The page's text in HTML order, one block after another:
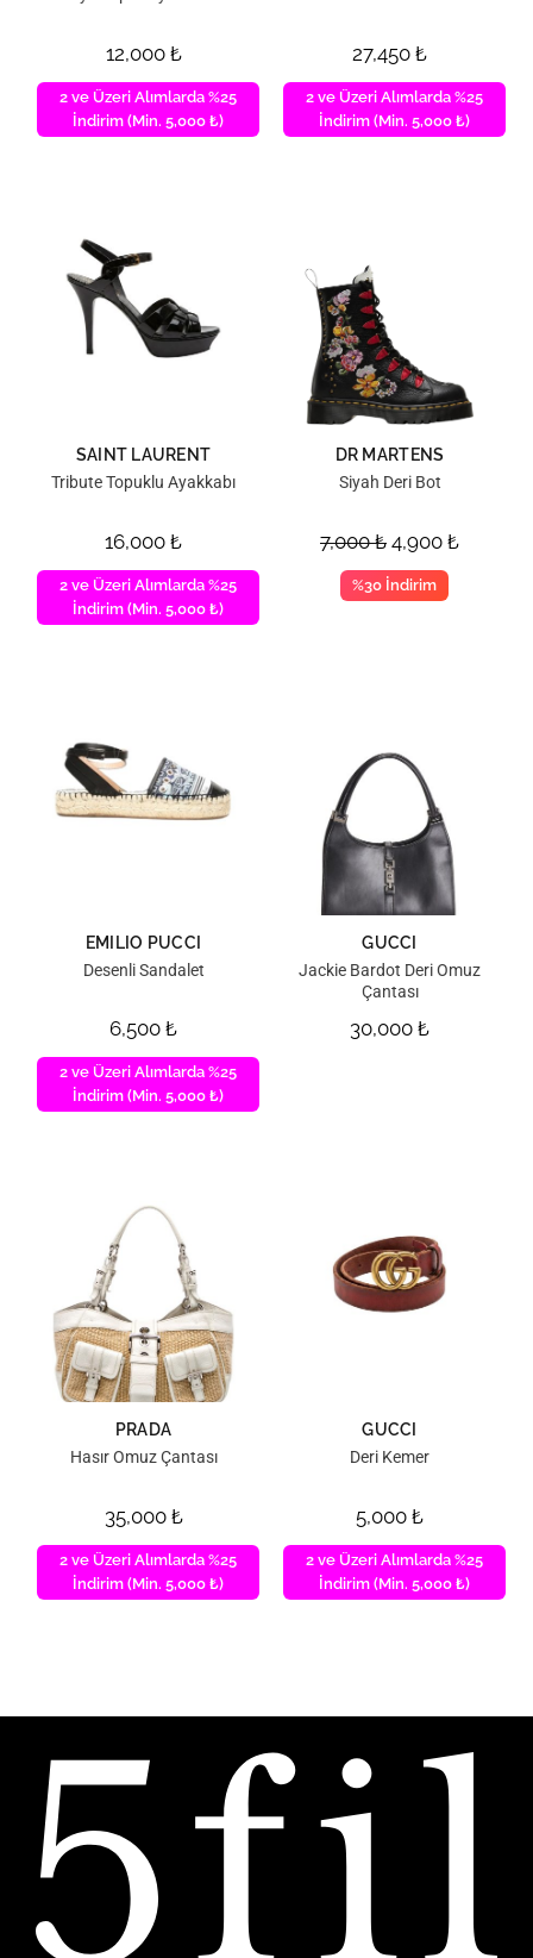
12,000 ₺
2 ve Üzeri Alımlarda %25
İndirim (Min. 5,000 ₺)
27,450 ₺
2 ve Üzeri Alımlarda %25
İndirim (Min. 5,000 ₺)
SAINT LAURENT
Tribute Topuklu Ayakkabı
16,000 ₺
2 ve Üzeri Alımlarda %25
İndirim (Min. 5,000 ₺)
DR MARTENS
Siyah Deri Bot
7,000₺ 4,900 ₺
%30 İndirim
EMILIO PUCCI
Desenli Sandalet
6,500 ₺
2 ve Üzeri Alımlarda %25
İndirim (Min. 5,000 ₺)
GUCCI
Jackie Bardot Deri Omuz
Çantası
30,000 ₺
PRADA
Hasır Omuz Çantası
35,000 ₺
2 ve Üzeri Alımlarda %25
İndirim (Min. 5,000 ₺)
GUCCI
Deri Kemer
5,000 ₺
2 ve Üzeri Alımlarda %25
İndirim (Min. 5,000 ₺)